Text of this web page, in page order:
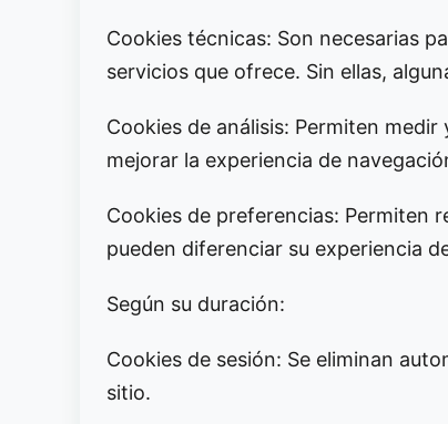
Cookies técnicas: Son necesarias
servicios que ofrece. Sin ellas,
Cookies de análisis: Permiten
mejorar la experiencia de
Cookies de preferencias: Permiten
pueden diferenciar su experiencia
Según su duración:
Cookies de sesión: Se eliminan
sitio.